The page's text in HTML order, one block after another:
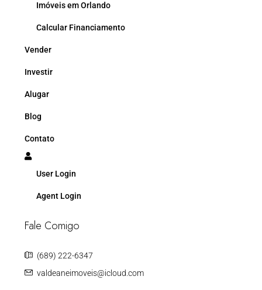
Imóveis em Orlando
Calcular Financiamento
Vender
Investir
Alugar
Blog
Contato
User Login
Agent Login
Fale Comigo
(689) 222-6347
valdeaneimoveis@icloud.com